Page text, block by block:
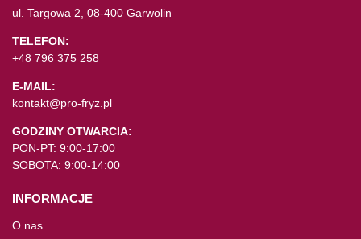
ul. Targowa 2, 08-400 Garwolin
TELEFON:
+48 796 375 258
E-MAIL:
kontakt@pro-fryz.pl
GODZINY OTWARCIA:
PON-PT: 9:00-17:00
SOBOTA: 9:00-14:00
INFORMACJE
O nas